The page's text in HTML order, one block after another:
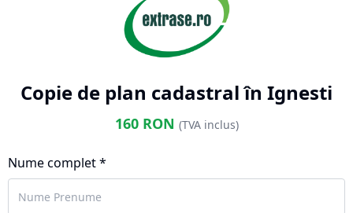
Copie de plan cadastral în Ignesti
160RON (TVA inclus)
Nume complet *